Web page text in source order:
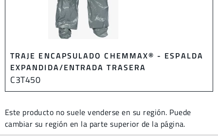
TRAJE ENCAPSULADO CHEMMAX® - ESPALDA
EXPANDIDA/ENTRADA TRASERA
C3T450
Este producto no suele venderse en su región. Puede
cambiar su región en la parte superior de la página.